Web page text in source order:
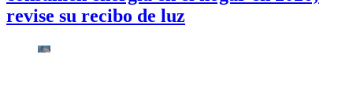
revise su recibo de luz